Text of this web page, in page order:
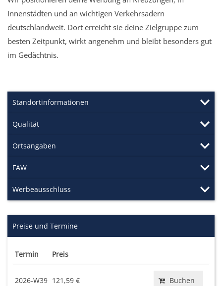
Innenstädten und an wichtigen Verkehrsadern
deutschlandweit. Dort erreicht sie deine Zielgruppe zum
besten Zeitpunkt, wirkt angenehm und bleibt besonders gut
im Gedächtnis.
Standortinformationen
Qualität
Ortsangaben
FAW
Werbeausschluss
Preise und Termine
Termin Preis
2026-W39 121,59 € Buchen